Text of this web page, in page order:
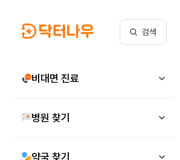
검색
비대면 진료
병원 찾기
약국 찾기